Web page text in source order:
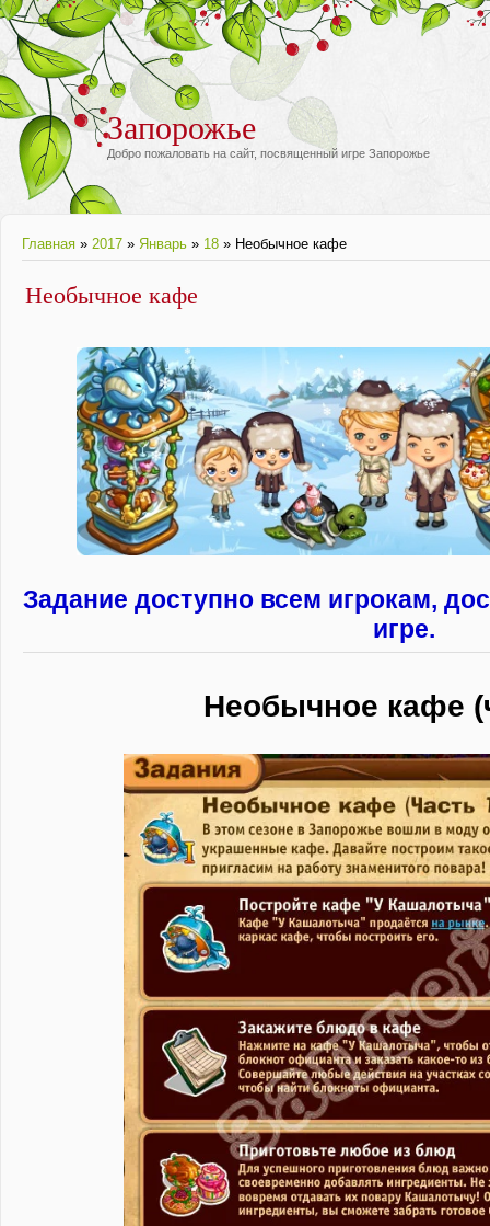
Запорожье
Добро пожаловать на сайт, посвященный игре Запорожье
Главная » 2017 » Январь » 18 » Необычное кафе
Необычное кафе
Задание доступно всем игрокам,
игре.
Необычное кафе